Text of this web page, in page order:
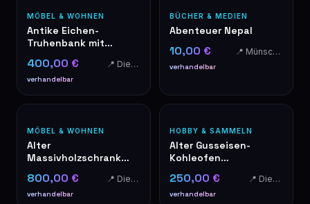
MÖBEL & WOHNEN
Antike Eichen-
Truhenbank mit
400,00 €
verhandelbar
📍 Diekirch
BÜCHER & MEDIEN
Abenteuer Nepal
10,00 €
verhandelbar
📍 Münschecker
MÖBEL & WOHNEN
Alter
Massivholzschrank
Schubladen und
Anrichte
800,00 €
verhandelbar
📍 Diekirch
HOBBY & SAMMELN
Alter Gusseisen-
Kohleofen
Patentiert SGDG
250,00 €
verhandelbar
📍 Diekirch